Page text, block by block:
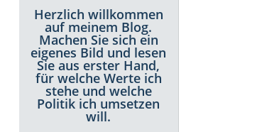
Herzlich willkommen
auf meinem Blog.
Machen Sie sich ein
eigenes Bild und lesen
Sie aus erster Hand,
für welche Werte ich
stehe und welche
Politik ich umsetzen
will.